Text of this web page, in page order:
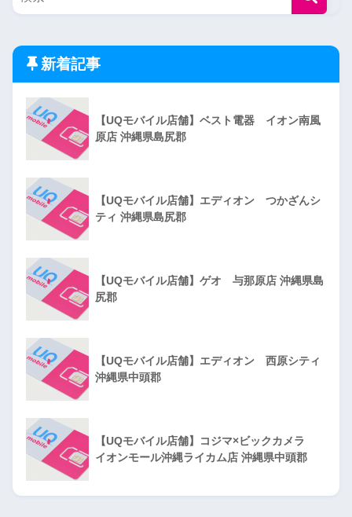
新着記事
【UQモバイル店舗】ベスト電器 イオン南風
原店 沖縄県島尻郡
【UQモバイル店舗】エディオン つかざんシ
ティ 沖縄県島尻郡
【UQモバイル店舗】ゲオ 与那原店 沖縄県島
尻郡
【UQモバイル店舗】エディオン 西原シティ
沖縄県中頭郡
【UQモバイル店舗】コジマ×ビックカメラ
イオンモール沖縄ライカム店 沖縄県中頭郡